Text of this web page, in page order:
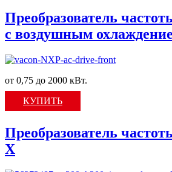
Преобразователь
c воздушным
от 0,75 до 2000 кВт.
КУПИТЬ
Преобразователь
X